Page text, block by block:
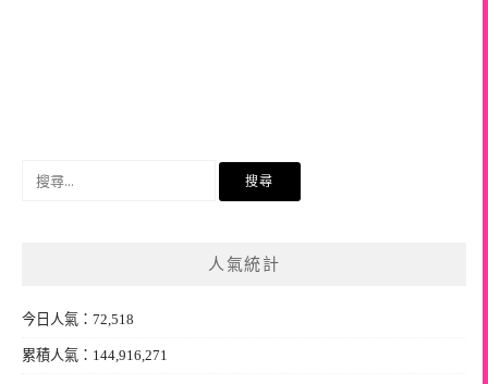
人氣統計
今日人氣：72,518
累積人氣：144,916,271